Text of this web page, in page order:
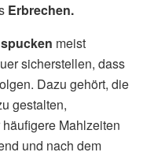
Erbrechen.
meist
sicherstellen, dass
Dazu gehört, die
gestalten,
Mahlzeiten
und nach dem